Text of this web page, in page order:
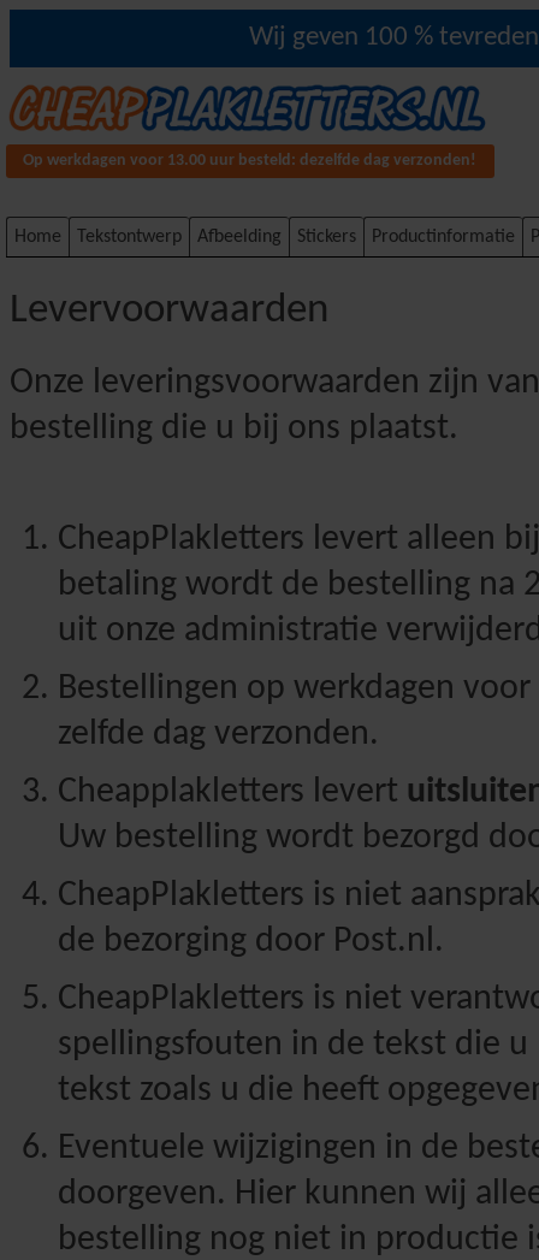
Wij geven 100 %
Op werkdagen voor 13.00 uur besteld: dezelfde dag verzonden!
Home Tekstontwerp Afbeelding Stickers Productinformatie
Levervoorwaarden
Onze leveringsvoorwaarden zijn
bestelling die u bij ons plaatst.
CheapPlakletters levert alleen
betaling wordt de bestelling na
uit onze administratie
Bestellingen op werkdagen
zelfde dag verzonden.
Cheapplakletters levert
Uw bestelling wordt bezorgd
CheapPlakletters is niet
de bezorging door Post.nl.
CheapPlakletters is niet
spellingsfouten in de tekst die
tekst zoals u die heeft
Eventuele wijzigingen in de
doorgeven. Hier kunnen wij
bestelling nog niet in productie